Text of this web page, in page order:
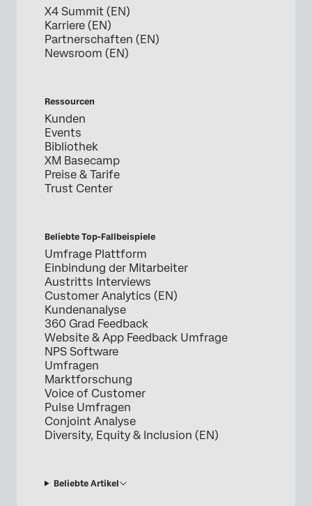
X4 Summit (EN)
Karriere (EN)
Partnerschaften (EN)
Newsroom (EN)
Ressourcen
Kunden
Events
Bibliothek
XM Basecamp
Preise & Tarife
Trust Center
Beliebte Top-Fallbeispiele
Umfrage Plattform
Einbindung der Mitarbeiter
Austritts Interviews
Customer Analytics (EN)
Kundenanalyse
360 Grad Feedback
Website & App Feedback Umfrage
NPS Software
Umfragen
Marktforschung
Voice of Customer
Pulse Umfragen
Conjoint Analyse
Diversity, Equity & Inclusion (EN)
Beliebte Artikel